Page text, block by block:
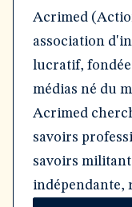
Acrimed
association
lucratif, fondée
médias né du
Acrimed
savoirs
savoirs
indépendante,